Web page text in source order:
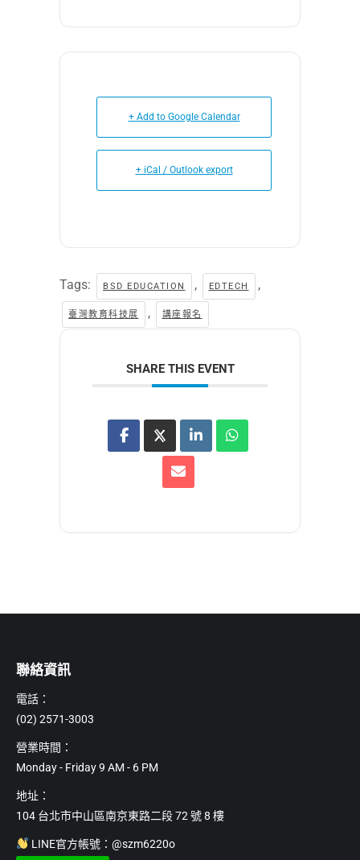
+ Add to Google Calendar
+ iCal / Outlook export
Tags: BSD EDUCATION , EDTECH ,
臺灣教育科技展 , 講座報名
SHARE THIS EVENT
聯絡資訊
電話：
(02) 2571-3003
營業時間：
Monday - Friday 9 AM - 6 PM
地址：
104 台北市中山區南京東路二段 72 號 8 樓
LINE官方帳號：@szm6220o